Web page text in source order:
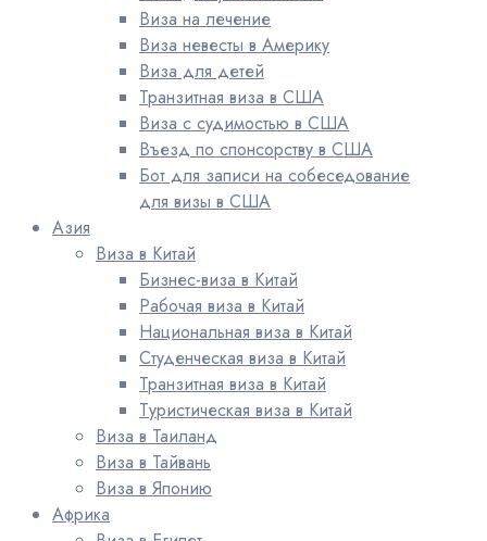
Виза на лечение
Виза невесты в Америку
Виза для детей
Транзитная виза в США
Виза с судимостью в США
Въезд по спонсорству в США
Бот для записи на собеседование
для визы в США
Азия
Виза в Китай
Бизнес-виза в Китай
Рабочая виза в Китай
Национальная виза в Китай
Студенческая виза в Китай
Транзитная виза в Китай
Туристическая виза в Китай
Виза в Таиланд
Виза в Тайвань
Виза в Японию
Африка